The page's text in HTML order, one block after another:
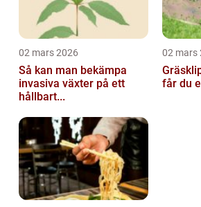
02 mars 2026
Så kan man bekämpa
invasiva växter på ett
hållbart...
02 mars
får du